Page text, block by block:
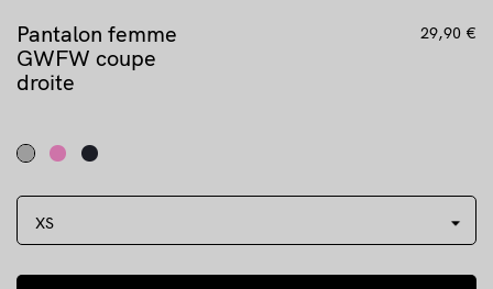
Pantalon femme
GWFW coupe
droite
29,90 €